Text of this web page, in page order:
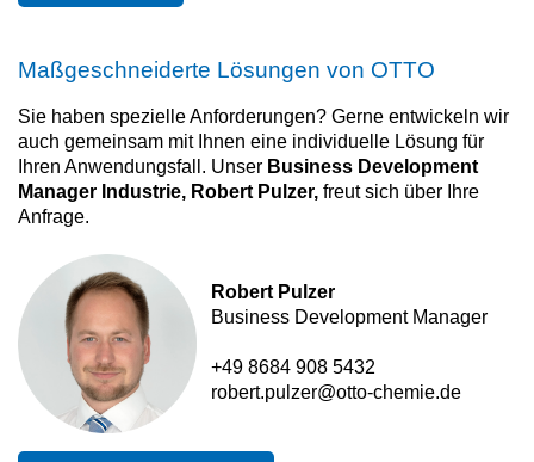
Maßgeschneiderte Lösungen von OTTO
Sie haben spezielle Anforderungen? Gerne entwickeln wir
auch gemeinsam mit Ihnen eine individuelle Lösung für
Ihren Anwendungsfall. Unser Business Development
Manager Industrie, Robert Pulzer, freut sich über Ihre
Anfrage.
Robert Pulzer
Business Development Manager
+49 8684 908 5432
robert.pulzer@otto-chemie.de